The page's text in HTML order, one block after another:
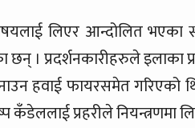
लिएर आन्दोलित भएका
छन् । प्रदर्शनकारीहरुले इलाका
हवाई फायरसमेत गरिएको
कँडेललाई प्रहरीले